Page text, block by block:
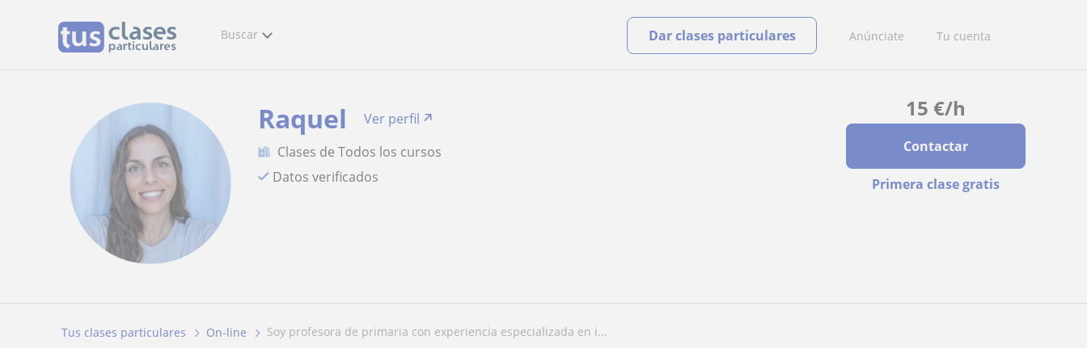
Buscar Anúnciate Tu cuenta
Dar clases particulares
15 €/h
Contactar
Primera clase gratis
Raquel
Ver perfil
Clases de Todos los cursos
Datos verificados
Tus clases particulares On-line soy profesora de primaria con experiencia especializada en i...